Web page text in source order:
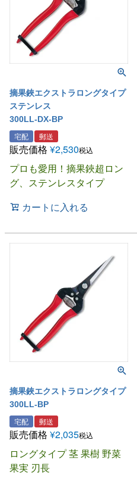
摘果鋏エクストラロングタイプ
ステンレス
300LL-DX-BP
宅配 郵送
販売価格 ¥2,530税込
プロも愛用！摘果鋏超ロン
グ、ステンレスタイプ
カートに入れる
摘果鋏エクストラロングタイプ
300LL-BP
宅配 郵送
販売価格 ¥2,035税込
ロングタイプ 茎 果樹 野菜
果実 刃長